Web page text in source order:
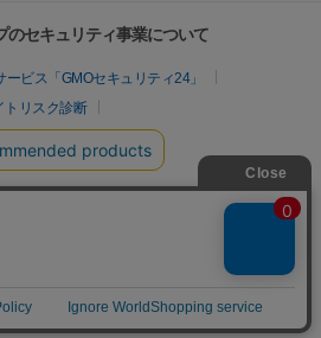
のセキュリティ事業について
ビス「GMOセキュリティ24」
トリスク診断
ト
セキュリティ byイエラエ）